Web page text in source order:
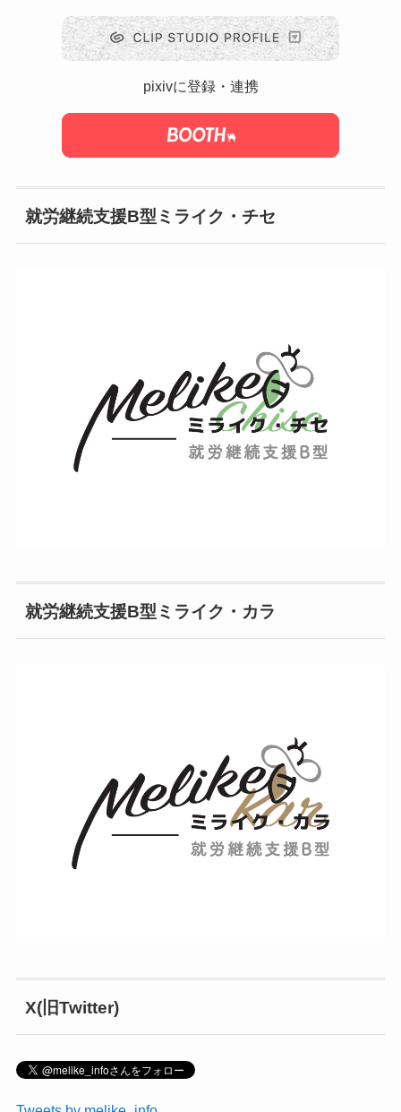
pixivに登録・連携
就労継続支援B型ミライク・チセ
就労継続支援B型ミライク・カラ
X(旧Twitter)